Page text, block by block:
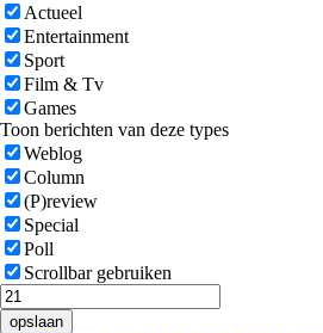
Actueel
Entertainment
Sport
Film & Tv
Games
Toon berichten van deze types
Weblog
Column
(P)review
Special
Poll
Scrollbar gebruiken
opslaan